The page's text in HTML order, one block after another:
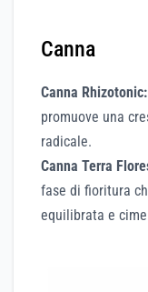
Canna
Canna Rhizotonic:
promuove una
radicale.
Canna Terra
fase di fioritura
equilibrata e